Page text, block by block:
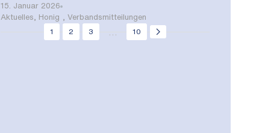
15. Januar 2026
Aktuelles
Honig ,Verbandsmitteilungen
1
2 3 10